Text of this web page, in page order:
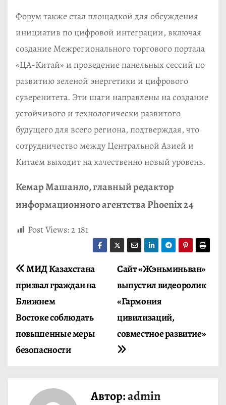
Форум также стал площадкой для обсуждения
инициатив по цифровой интеграции, включая
создание Межрегионального торгового портала
«ЦА-Китай» и проведение панельных сессий по
развитию зеленой энергетики и цифрового
суверенитета. Эти шаги направлены на создание
устойчивого и технологически развитого
будущего для всего региона, подтверждая, что
сотрудничество между Центральной Азией и
Китаем выходит на качественно новый уровень.
Кемар Машанло, главный редактор
информационного агентства Phoenix 24
Post Views:2 181
Н
а
в
и
г
а
Сайт «Жэньминьван»
выпустил видеоролик
«Гармония
цивилизаций,
совместное развитие»
МИД Казахстана
призвал граждан на
Ближнем
Востоке соблюдать
повышенные меры
безопасности
Автор:admin